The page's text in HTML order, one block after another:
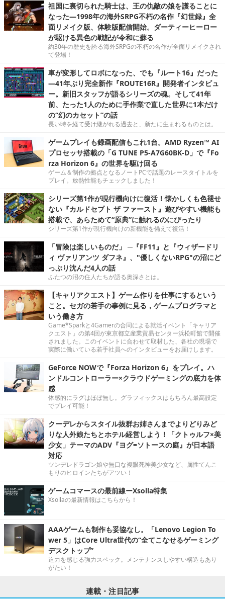
祖国に裏切られた騎士は、王の仇敵の娘を護ることに
なった―1998年の海外SRPG不朽の名作『幻世録』全
面リメイク版、体験版配信開始。ダーティーヒーロー
が駆ける異色の戦記が令和に蘇る
約30年の歴史を誇る海外SRPGの不朽の名作が全面リメイクされ
て登場！
車が変形してロボになった、でも『ルート16』だった
―41年ぶり完全新作『ROUTE16R』開発者インタビュ
ー。新旧スタッフが語るシリーズの魂。そして41年
前、たった1人のために手作業で直した世界に1本だけ
の“幻のカセット”の話
長い時を経て受け継がれる過去と、新たに生まれるものとは。
ゲームプレイも録画配信もこれ1台。AMD Ryzen™ AI
プロセッサ搭載の「G TUNE P5-A7G60BK-D」で『Fo
rza Horizon 6』の世界を駆け回る
ゲーム＆制作の拠点となるノートPCで話題のレースタイトルを
プレイ。放熱性能もチェックしました！
シリーズ第1作が現行機向けに復活！懐かしくも色褪せ
ない『カルドセプト ザ ファースト』遊びやすい機能も
搭載で、あらためて“原典”に触れるのにぴったり
シリーズ第1作が現行機向けの新機能を備えて復活！
「冒険は楽しいものだ」 ─『FF11』と『ウィザードリ
ィ ヴァリアンツ ダフネ』、"優しくないRPG"の沼にど
っぷり沈んだ4人の話
ふたつの沼の住人たちが語る奥深さとは。
【キャリアクエスト】ゲーム作りを仕事にするという
こと。セガの若手の事例に見る，ゲームプログラマと
いう働き方
Game*Sparkと4Gamerの合同による就活イベント「キャリア
クエスト」の第4回が東京都立産業貿易センター浜松町館で開催
されました。このイベントに合わせて取材した、各社の現場で
実際に働いている若手社員へのインタビューをお届けします。
GeForce NOWで『Forza Horizon 6』をプレイ。ハ
ンドルコントローラー×クラウドゲーミングの底力を体
感
体感的にラグはほぼ無し。グラフィックスはもちろん最高設定
でプレイ可能！
クーデレからスタイル抜群お姉さんまでよりどりみど
りな人外娘たちとホテル経営しよう！「クトゥルフ×美
少女」テーマのADV『ヨグ=ソトースの庭』が日本語
対応
ツンデレドラゴン娘や無口な複眼死神美少女など、属性てんこ
もりのヒロインたちがアツい！
ゲームコマースの最前線ーXsolla特集
Xsollaの最新情報はこちらから！
AAAゲームも制作も妥協なし。「Lenovo Legion To
wer 5」はCore Ultra世代の“全てこなせるゲーミング
デスクトップ”
迫力を感じる強力スペック。メンテナンスしやすい構造もあり
がたい！
連載・注目記事